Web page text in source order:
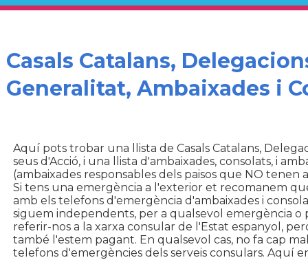
Casals Catalans,
Generalitat, Ambaixades i
Aquí pots trobar una llista de Casals Catalans,
seus d'Acció, i una llista d'ambaixades, consolats, i
(ambaixades responsables dels paisos que NO tenen
Si tens una emergència a l'exterior et recomanem
amb els telefons d'emergència d'ambaixades i
siguem independents, per a qualsevol emergència o
referir-nos a la xarxa consular de l'Estat espanyol,
també l'estem pagant. En qualsevol cas, no fa cap
telefons d'emergències dels serveis consulars. Aquí